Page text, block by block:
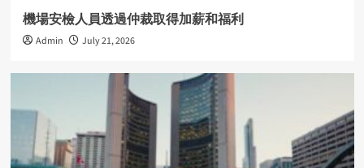
機場安檢人員透過仲裁取得加薪和福利
Admin July 21, 2026